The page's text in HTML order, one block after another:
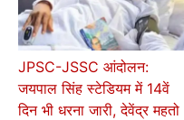
JPSC-JSSC आंदोलन:
जयपाल सिंह स्टेडियम में 14वें
दिन भी धरना जारी, देवेंद्र महतो